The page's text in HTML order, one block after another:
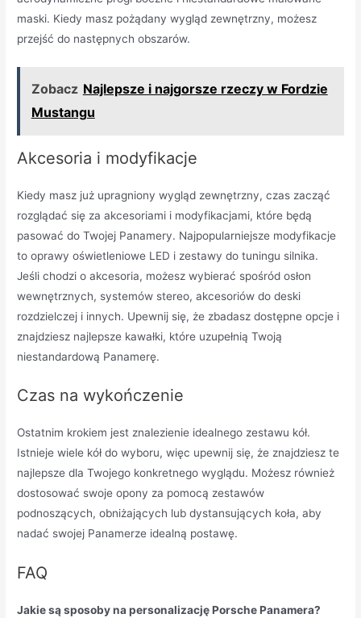
maski. Kiedy masz pożądany wygląd zewnętrzny, możesz
przejść do następnych obszarów.
Zobacz Najlepsze i najgorsze rzeczy w Fordzie
Mustangu
Akcesoria i modyfikacje
Kiedy masz już upragniony wygląd zewnętrzny, czas zacząć
rozglądać się za akcesoriami i modyfikacjami, które będą
pasować do Twojej Panamery. Najpopularniejsze modyfikacje
to oprawy oświetleniowe LED i zestawy do tuningu silnika.
Jeśli chodzi o akcesoria, możesz wybierać spośród osłon
wewnętrznych, systemów stereo, akcesoriów do deski
rozdzielczej i innych. Upewnij się, że zbadasz dostępne opcje i
znajdziesz najlepsze kawałki, które uzupełnią Twoją
niestandardową Panamerę.
Czas na wykończenie
Ostatnim krokiem jest znalezienie idealnego zestawu kół.
Istnieje wiele kół do wyboru, więc upewnij się, że znajdziesz te
najlepsze dla Twojego konkretnego wyglądu. Możesz również
dostosować swoje opony za pomocą zestawów
podnoszących, obniżających lub dystansujących koła, aby
nadać swojej Panamerze idealną postawę.
FAQ
Jakie są sposoby na personalizację Porsche Panamera?